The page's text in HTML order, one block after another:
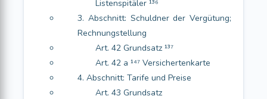
Listenspitäler ¹³⁶
3. Abschnitt: Schuldner der Vergütung;
Rechnungstellung
Art. 42 Grundsatz ¹³⁷
Art. 42 a ¹⁴⁷ Versichertenkarte
4. Abschnitt: Tarife und Preise
Art. 43 Grundsatz